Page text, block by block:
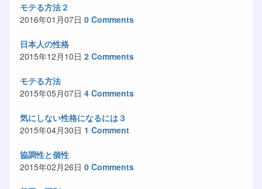
モテる方法２
2016年01月07日 0 Comments
日本人の性格
2015年12月10日 2 Comments
モテる方法
2015年05月07日 4 Comments
気にしない性格になるには３
2015年04月30日 1 Comment
協調性と個性
2015年02月26日 0 Comments